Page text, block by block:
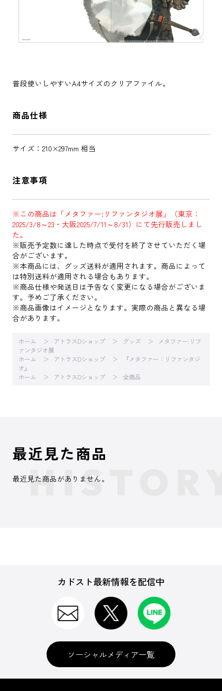
普段使いしやすいA4サイズのクリアファイル。
商品仕様
サイズ：210×297mm 相当
注意事項
※この商品は「メタファー:リファンタジオ展」（東京：
2025/3/8～23・大阪2025/7/11～8/31）にて先行販売しまし
た。
※販売予定数に達した時点で受付を終了させていただく場
合がございます。
※本商品には、グッズ送料が適用されます。商品によって
は特別送料が適用される場合もあります。
※商品仕様や発送日は予告なく変更になる場合がございま
す。予めご了承ください。
※商品画像はイメージとなります。実際の商品と異なる場
合があります。
ホーム アトラスDショップ グッズ
メタファー:リフ
ァンタジオ展
ホーム
アトラスDショップ
『メタファー：リファンタジ
オ』
ホーム
アトラスDショップ 全商品
最近見た商品
最近見た商品がありません。
カドスト最新情報を配信中
ソーシャルメディア一覧